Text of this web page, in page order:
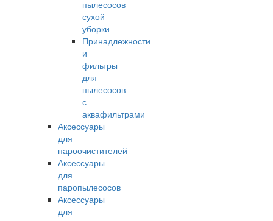
пылесосов
сухой
уборки
Принадлежности
и
фильтры
для
пылесосов
с
аквафильтрами
Аксессуары
для
пароочистителей
Аксессуары
для
паропылесосов
Аксессуары
для